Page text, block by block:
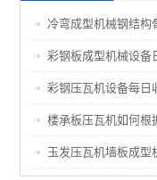
冷弯成型机械钢结构
彩钢板成型机械设备
彩钢压瓦机设备每日
楼承板压瓦机如何根
玉发压瓦机墙板成型